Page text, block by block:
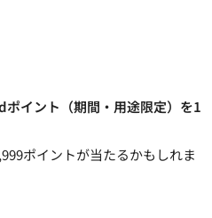
イント（期間・用途限定）を1
ポイントが当たるかもしれま